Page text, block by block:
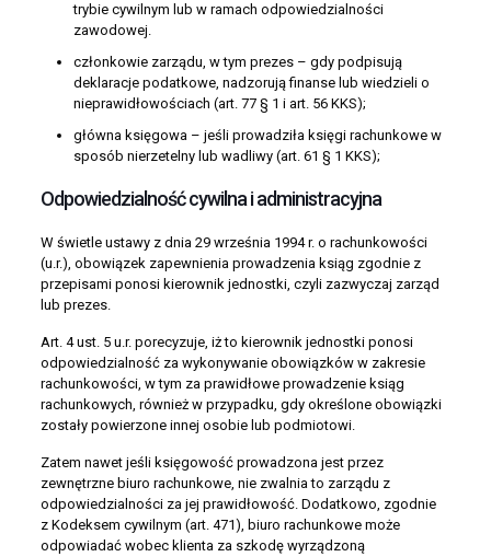
trybie cywilnym lub w ramach odpowiedzialności
zawodowej.
członkowie zarządu, w tym prezes – gdy podpisują
deklaracje podatkowe, nadzorują finanse lub wiedzieli o
nieprawidłowościach (art. 77 § 1 i art. 56 KKS);
główna księgowa – jeśli prowadziła księgi rachunkowe w
sposób nierzetelny lub wadliwy (art. 61 § 1 KKS);
Odpowiedzialność cywilna i administracyjna
W świetle ustawy z dnia 29 września 1994 r. o rachunkowości
(u.r.), obowiązek zapewnienia prowadzenia ksiąg zgodnie z
przepisami ponosi kierownik jednostki, czyli zazwyczaj zarząd
lub prezes.
Art. 4 ust. 5 u.r. porecyzuje, iż to kierownik jednostki ponosi
odpowiedzialność za wykonywanie obowiązków w zakresie
rachunkowości, w tym za prawidłowe prowadzenie ksiąg
rachunkowych, również w przypadku, gdy określone obowiązki
zostały powierzone innej osobie lub podmiotowi.
Zatem nawet jeśli księgowość prowadzona jest przez
zewnętrzne biuro rachunkowe, nie zwalnia to zarządu z
odpowiedzialności za jej prawidłowość. Dodatkowo, zgodnie
z Kodeksem cywilnym (art. 471), biuro rachunkowe może
odpowiadać wobec klienta za szkodę wyrządzoną